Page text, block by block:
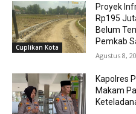
Cuplikan Kota
Proyek
Rp195
Belum
Pemkab
Agustus 8,
Kapolres
Makam